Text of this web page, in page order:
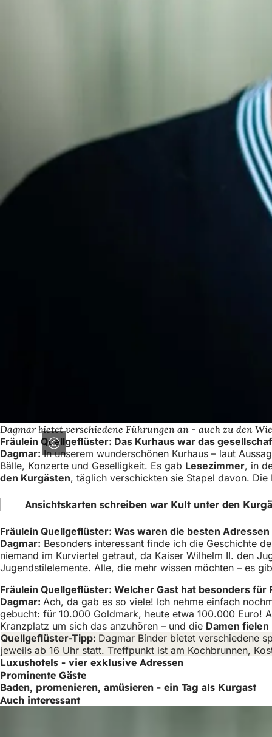
Dagmar bietet verschiedene Führungen an - auch zu den
Fräulein Quellgeflüster: Das Kurhaus war das
Dagmar:In unserem wunderschönen Kurhaus – laut
Bälle, Konzerte und Geselligkeit. Es gab Lesezimmer, in
den Kurgästen, täglich verschickten sie Stapel davon.
Ansichtskarten schreiben war Kult unter den
Fräulein Quellgeflüster: Was waren die besten
Dagmar: Besonders interessant finde ich die Geschichte
niemand im Kurviertel getraut, da Kaiser Wilhelm II. den
Jugendstilelemente. Alle, die mehr wissen möchten – es
Fräulein Quellgeflüster: Welcher Gast hat besonders für
Dagmar: Ach, da gab es so viele! Ich nehme einfach
gebucht: für 10.000 Goldmark, heute etwa 100.000 Euro!
Kranzplatz um sich das anzuhören – und die Damen
Quellgeflüster-Tipp: Dagmar Binder bietet verschiedene
jeweils ab 16 Uhr statt. Treffpunkt ist am Kochbrunnen,
Luxushotels - vier exklusive Adressen
Prominente Gäste
Baden, promenieren, amüsieren - ein Tag als Kurgast
Auch interessant